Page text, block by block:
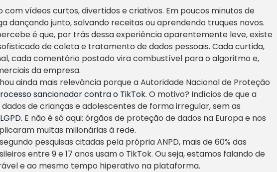
com vídeos curtos, divertidos e criativos. Em poucos minutos de
dançando junto, salvando receitas ou aprendendo truques novos.
é que, por trás dessa experiência aparentemente leve, existe
de coleta e tratamento de dados pessoais. Cada curtida,
cada comentário postado vira combustível para o algoritmo e,
da empresa.
ainda mais relevância porque a Autoridade Nacional de Proteção
sancionador contra o TikTok. O motivo? Indícios de que a
de crianças e adolescentes de forma irregular, sem as
LGPD. E não é só aqui: órgãos de proteção de dados na Europa e nos
multas milionárias à rede.
pesquisas citadas pela própria ANPD, mais de 60% das
entre 9 e 17 anos usam o TikTok. Ou seja, estamos falando de
e ao mesmo tempo hiperativo na plataforma.